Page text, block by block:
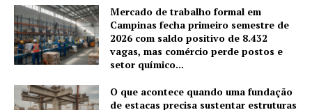
Mercado de trabalho formal em
Campinas fecha primeiro semestre de
2026 com saldo positivo de 8.432
vagas, mas comércio perde postos e
setor químico...
O que acontece quando uma fundação
de estacas precisa sustentar estruturas